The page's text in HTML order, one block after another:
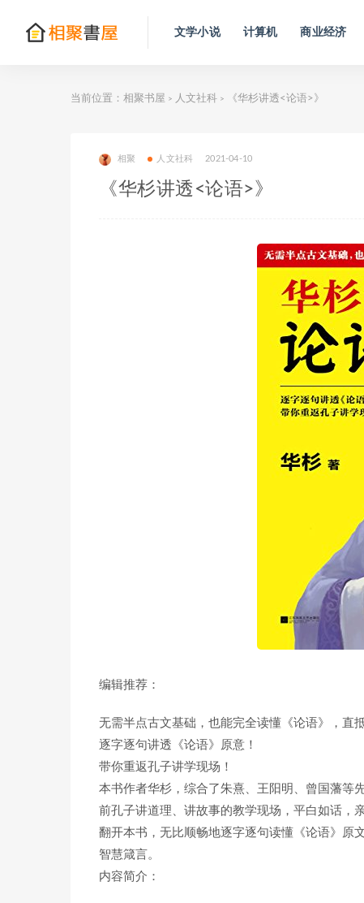
文学小说 计算机 商业经济
当前位置： 相聚书屋 > 人文社科 > 《华杉讲透<论语>》
相聚 人文社科 2021-04-10
《华杉讲透<论语>》
编辑推荐：
无需半点古文基础，也能完全读懂《论语》，直
逐字逐句讲透《论语》原意！
带你重返孔子讲学现场！
本书作者华杉，综合了朱熹、王阳明、曾国藩等
前孔子讲道理、讲故事的教学现场，平白如话，
翻开本书，无比顺畅地逐字逐句读懂《论语》原
智慧箴言。
内容简介：